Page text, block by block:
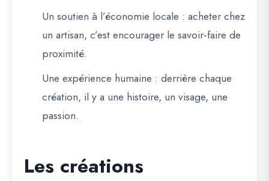
Un soutien à l’économie locale : acheter chez
un artisan, c’est encourager le savoir-faire de
proximité.
Une expérience humaine : derrière chaque
création, il y a une histoire, un visage, une
passion.
Les créations